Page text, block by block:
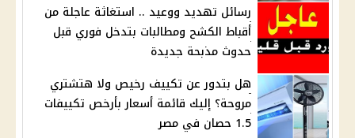
رسائل تهديد ووعيد .. استغاثة عاجلة من
أقباط الكشح ومطالبات بتدخل فوري قبل
حدوث مذبحة جديدة
هل بتدور عن تكييف رخيص ولا هتشتري
مروحة؟ إليك قائمة أسعار بأرخص تكييفات
1.5 حصان في مصر